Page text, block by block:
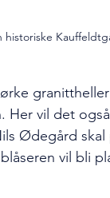
historiske
Her vil det
Ødegård skal
vil bli